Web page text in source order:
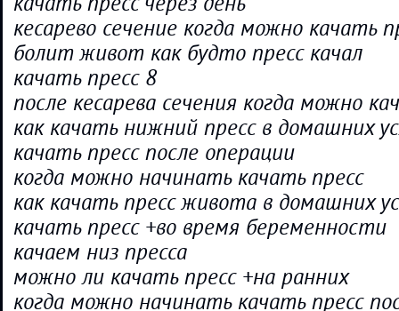
кесарево сечение когда можно качать
болит живот как будто пресс качал
качать пресс 8
после кесарева сечения когда можно
как качать нижний пресс в домашних
качать пресс после операции
когда можно начинать качать пресс
как качать пресс живота в домашних
качать пресс +во время беременности
качаем низ пресса
можно ли качать пресс +на ранних
когда можно начинать качать пресс